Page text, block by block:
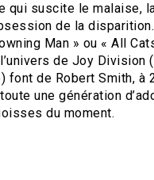
qui suscite le malaise,
de la
Man » ou « All
de Joy Division
font de Robert Smith, à
une génération
du moment.